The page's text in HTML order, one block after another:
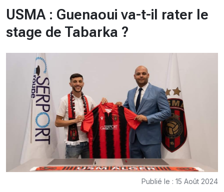
USMA : Guenaoui va-t-il rater le
stage de Tabarka ?
Publié le : 15 Août 2024